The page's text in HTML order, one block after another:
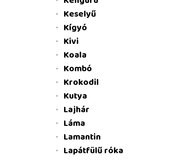
Keselyű
Kígyó
Kivi
Koala
Kombó
Krokodil
Kutya
Lajhár
Láma
Lamantin
Lapátfülű róka